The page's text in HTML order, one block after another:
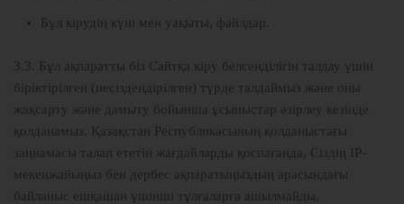
Бұл кірудің күні мен уақыты, файлдар.
3.3. Бұл ақпаратты біз Сайтқа кіру белсенділігін талдау үшін
біріктірілген (иесіздендірілген) түрде талдаймыз және оны
жақсарту және дамыту бойынша ұсыныстар әзірлеу кезінде
қолданамыз. Қазақстан Республикасының қолданыстағы
заңнамасы талап ететін жағдайларды қоспағанда, Сіздің IP-
мекенжайыңыз бен дербес ақпаратыңыздың арасындағы
байланыс ешқашан үшінші тұлғаларға ашылмайды.